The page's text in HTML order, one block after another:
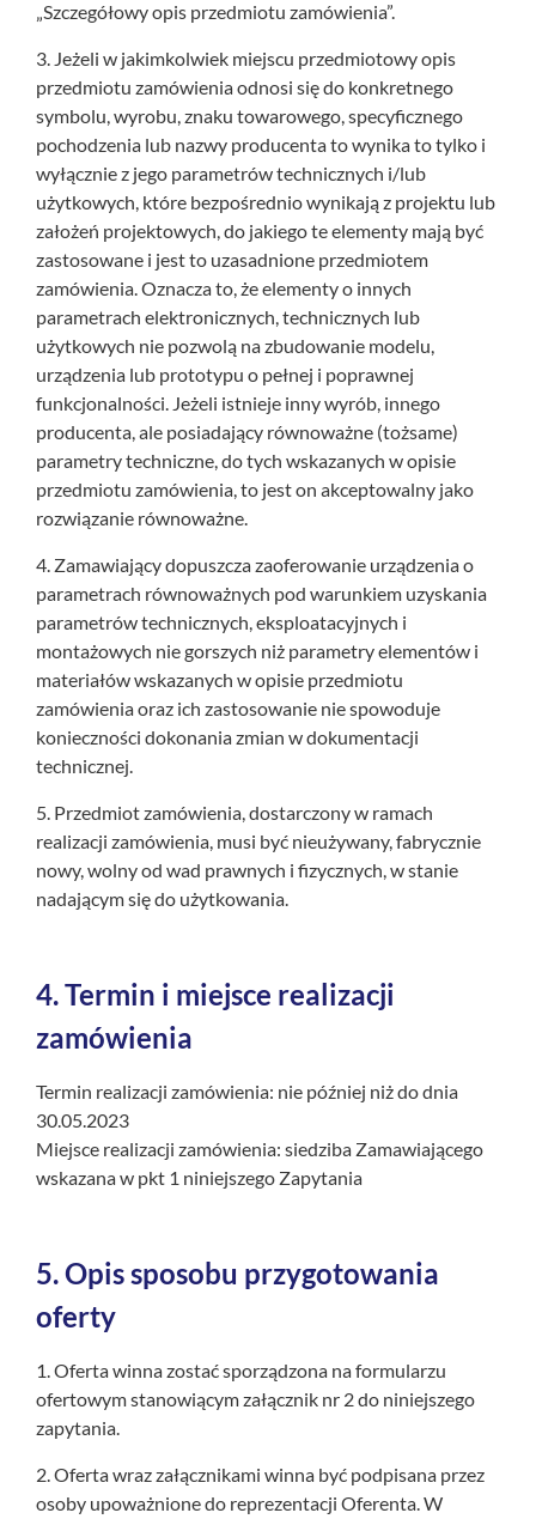
„Szczegółowy opis przedmiotu zamówienia”.
3. Jeżeli w jakimkolwiek miejscu przedmiotowy opis
przedmiotu zamówienia odnosi się do konkretnego
symbolu, wyrobu, znaku towarowego, specyficznego
pochodzenia lub nazwy producenta to wynika to tylko i
wyłącznie z jego parametrów technicznych i/lub
użytkowych, które bezpośrednio wynikają z projektu lub
założeń projektowych, do jakiego te elementy mają być
zastosowane i jest to uzasadnione przedmiotem
zamówienia. Oznacza to, że elementy o innych
parametrach elektronicznych, technicznych lub
użytkowych nie pozwolą na zbudowanie modelu,
urządzenia lub prototypu o pełnej i poprawnej
funkcjonalności. Jeżeli istnieje inny wyrób, innego
producenta, ale posiadający równoważne (tożsame)
parametry techniczne, do tych wskazanych w opisie
przedmiotu zamówienia, to jest on akceptowalny jako
rozwiązanie równoważne.
4. Zamawiający dopuszcza zaoferowanie urządzenia o
parametrach równoważnych pod warunkiem uzyskania
parametrów technicznych, eksploatacyjnych i
montażowych nie gorszych niż parametry elementów i
materiałów wskazanych w opisie przedmiotu
zamówienia oraz ich zastosowanie nie spowoduje
konieczności dokonania zmian w dokumentacji
technicznej.
5. Przedmiot zamówienia, dostarczony w ramach
realizacji zamówienia, musi być nieużywany, fabrycznie
nowy, wolny od wad prawnych i fizycznych, w stanie
nadającym się do użytkowania.
4.Termin i miejsce realizacji
zamówienia
Termin realizacji zamówienia: nie później niż do dnia
30.05.2023
Miejsce realizacji zamówienia: siedziba Zamawiającego
wskazana w pkt 1 niniejszego Zapytania
5.Opis sposobu przygotowania
oferty
1. Oferta winna zostać sporządzona na formularzu
ofertowym stanowiącym załącznik nr 2 do niniejszego
zapytania.
2. Oferta wraz załącznikami winna być podpisana przez
osoby upoważnione do reprezentacji Oferenta. W